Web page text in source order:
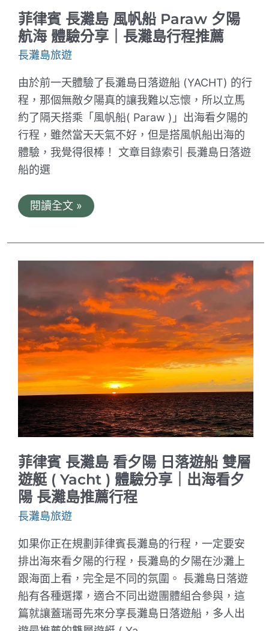
流
程
說
明
菲律賓 長灘島 風帆船 Paraw 夕陽
航海 體驗分享｜長灘島行程推薦
長灘島旅遊
由於前一天體驗了長灘島日落遊船 (YACHT) 的行
程，那個無敵夕陽真的讓我難以忘懷，所以立馬
約了隔天搭乘「風帆船( Paraw )」出海看夕陽的
行程，雖然當天天氣不好，但是搭風帆船出海的
體驗，我覺得很棒！ 文章目錄索引 長灘島日落遊
船的選
菲
律
島
Paraw
夕
陽
航
海
體
驗
分
享
｜
長
灘
島
程
推
薦
閱讀全文 »
菲律賓 長灘島 看夕陽 日落遊船 雙層
遊艇 ( Yacht ) 體驗分享｜出海看夕
陽 長灘島推薦行程
長灘島旅遊
如果你正在規劃菲律賓長灘島的行程，一定要安
排出海來看夕陽的行程，長灘島的夕陽在沙灘上
跟海面上看，完全是不同的氛圍。 長灘島日落遊
船有各種選擇，適合不同出遊團體組合參與，這
篇就讓蓋瑞哥先來分享長灘島日落遊船，多人出